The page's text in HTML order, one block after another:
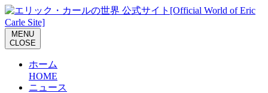
M ENU
CLOS E
ホーム
HOME
ニュース